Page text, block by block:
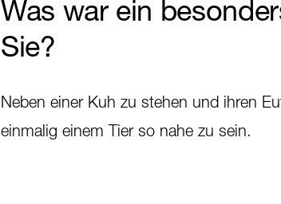
Was war ein
Sie?
Neben einer Kuh zu stehen und ihren
einmalig einem Tier so nahe zu sein.